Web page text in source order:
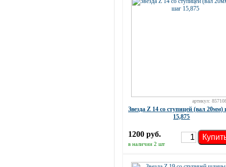
артикул:
Звезда Z 14 со ступицей (вал 20мм)
15,875
1200 руб.
в наличии 2 шт